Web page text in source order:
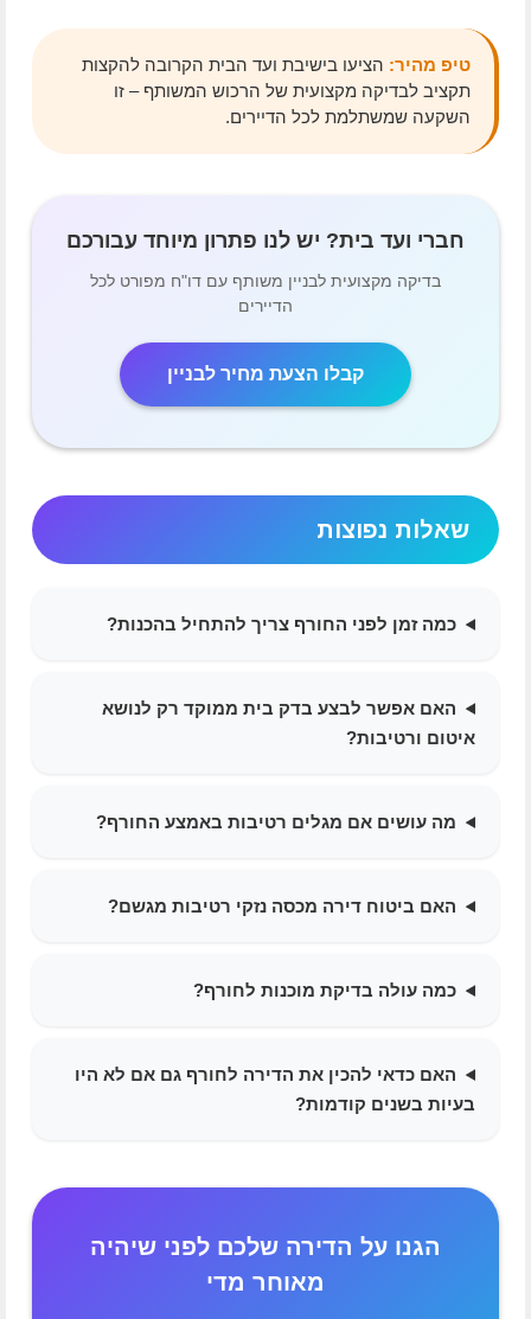
טיפ מהיר: הציעו בישיבת ועד הבית הקרובה להקצות
תקציב לבדיקה מקצועית של הרכוש המשותף – זו
השקעה שמשתלמת לכל הדיירים.
חברי ועד בית? יש לנו פתרון מיוחד עבורכם
בדיקה מקצועית לבניין משותף עם דו"ח מפורט לכל
הדיירים
קבלו הצעת מחיר לבניין
שאלות נפוצות
כמה זמן לפני החורף צריך להתחיל בהכנות?
האם אפשר לבצע בדק בית ממוקד רק לנושא
איטום ורטיבות?
מה עושים אם מגלים רטיבות באמצע החורף?
האם ביטוח דירה מכסה נזקי רטיבות מגשם?
כמה עולה בדיקת מוכנות לחורף?
האם כדאי להכין את הדירה לחורף גם אם לא היו
בעיות בשנים קודמות?
הגנו על הדירה שלכם לפני שיהיה
מאוחר מדי